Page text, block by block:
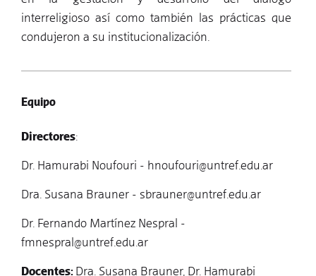
interreligioso así como también las prácticas que
condujeron a su institucionalización.
Equipo
Directores:
Dr. Hamurabi Noufouri - hnoufouri@untref.edu.ar
Dra. Susana Brauner - sbrauner@untref.edu.ar
Dr. Fernando Martínez Nespral -
fmnespral@untref.edu.ar
Docentes: Dra. Susana Brauner, Dr. Hamurabi